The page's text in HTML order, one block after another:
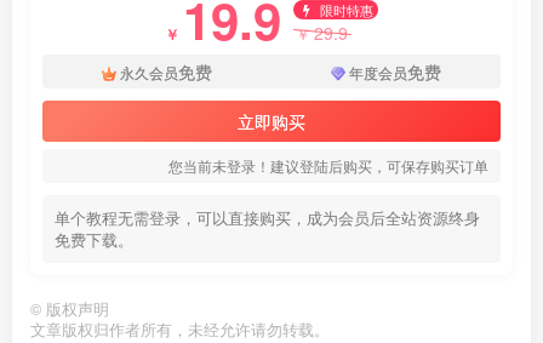
￥ 19.9 限时特惠
￥29.9
永久会员免费 年度会员免费
立即购买
您当前未登录！建议登陆后购买，可保存购买订单
单个教程无需登录，可以直接购买，成为会员后全站资源终身
免费下载。
© 版权声明
文章版权归作者所有，未经允许请勿转载。